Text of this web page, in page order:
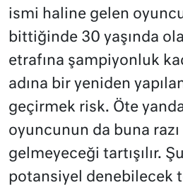
ismi haline gelen
bittiğinde 30 yaşında
etrafına şampiyonluk
adına bir yeniden
geçirmek risk. Öte
oyuncunun da buna
gelmeyeceği tartışılır.
potansiyel denebilecek